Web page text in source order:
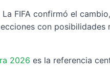
FIFA confirmó el
con posibilidades
2026 es la referencia